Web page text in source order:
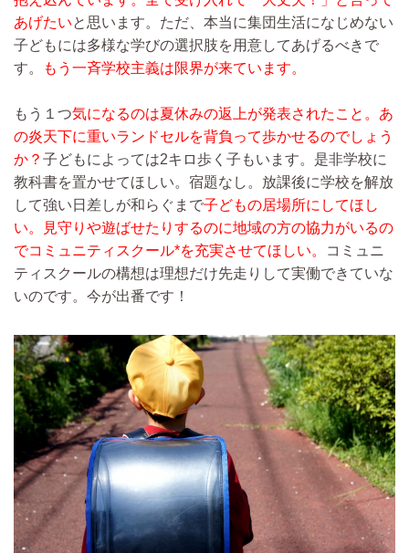
あげたいと思います。ただ、本当に集団生活になじめない
子どもには多様な学びの選択肢を用意してあげるべきで
す。
もう一斉学校主義は限界が来ています。
もう１つ気になるのは夏休みの返上が発表されたこと。 あ
の炎天下に重いランドセルを背負って歩かせるのでしょう
か？ 子どもによっては2キロ歩く子もいます。是非学校に
教科書を置かせてほしい。宿題なし。放課後に学校を解放
して強い日差しが和らぐまで子どもの居場所にしてほし
い。見守りや遊ばせたりするのに地域の方の協力がいるの
でコミュニティスクール*を充実させてほしい。
コミュニ
ティスクールの構想は理想だけ先走りして実働できていな
いのです。今が出番です！